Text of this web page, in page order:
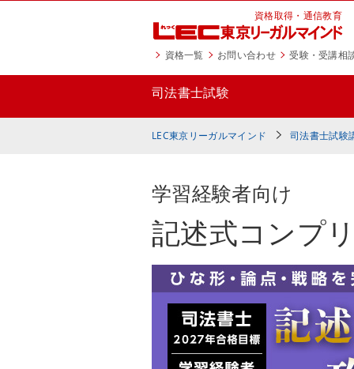
資格取得・通信教育
資格一覧 お問い合わせ 受験・受講相
司法書士試験
LEC東京リーガルマインド 司法書士試験
学習経験者向け
記述式コンプ